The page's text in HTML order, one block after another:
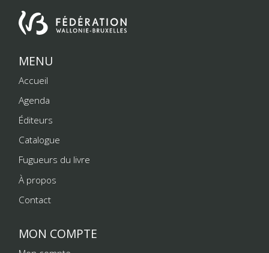
MENU
Accueil
Agenda
Éditeurs
Catalogue
Fugueurs du livre
À propos
Contact
MON COMPTE